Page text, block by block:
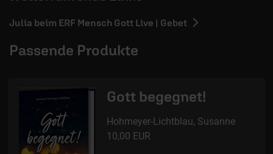
Julia beim ERF Mensch Gott Live | Gebet
Passende Produkte
Gott begegnet!
Hohmeyer-Lichtblau, Susanne
10,00 EUR